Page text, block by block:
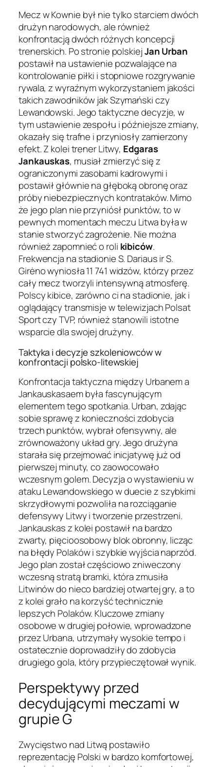
Mecz w Kownie był nie tylko starciem dwóch
drużyn narodowych, ale również
konfrontacją dwóch różnych koncepcji
trenerskich. Po stronie polskiejJan Urban
postawił na ustawienie pozwalające na
kontrolowanie piłki i stopniowe rozgrywanie
rywala, z wyraźnym wykorzystaniem jakości
takich zawodników jak Szymański czy
Lewandowski. Jego taktyczne decyzje, w
tym ustawienie zespołu i późniejsze zmiany,
okazały się trafne i przyniosły zamierzony
efekt. Z kolei trener Litwy, Edgaras
Jankauskas, musiał zmierzyć się z
ograniczonymi zasobami kadrowymi i
postawił głównie na głęboką obronę oraz
próby niebezpiecznych kontrataków. Mimo
że jego plan nie przyniósł punktów, to w
pewnych momentach meczu Litwa była w
stanie stworzyć zagrożenie. Nie można
również zapomnieć o roli kibiców.
Frekwencja na stadionie S. Dariaus ir S.
Girėno wyniosła 11 741 widzów, którzy przez
cały mecz tworzyli intensywną atmosferę.
Polscy kibice, zarówno ci na stadionie, jak i
oglądający transmisje w telewizjach Polsat
Sport czy TVP, również stanowili istotne
wsparcie dla swojej drużyny.
Taktyka i decyzje szkoleniowców w
konfrontacji polsko-litewskiej
Konfrontacja taktyczna między Urbanem a
Jankauskasaem była fascynującym
elementem tego spotkania. Urban, zdając
sobie sprawę z konieczności zdobycia
trzech punktów, wybrał ofensywny, ale
zrównoważony układ gry. Jego drużyna
starała się przejmować inicjatywę już od
pierwszej minuty, co zaowocowało
wczesnym golem. Decyzja o wystawieniu w
ataku Lewandowskiego w duecie z szybkimi
skrzydłowymi pozwoliła na rozciąganie
defensywy Litwy i tworzenie przestrzeni.
Jankauskas z kolei postawił na bardzo
zwarty, pięcioosobowy blok obronny, licząc
na błędy Polaków i szybkie wyjścia naprzód.
Jego plan został częściowo zniweczony
wczesną stratą bramki, która zmusiła
Litwinów do nieco bardziej otwartej gry, a to
z kolei grało na korzyść technicznie
lepszych Polaków. Kluczowe zmiany
osobowe w drugiej połowie, wprowadzone
przez Urbana, utrzymały wysokie tempo i
ostatecznie doprowadziły do zdobycia
drugiego gola, który przypieczętował wynik.
Perspektywy przed
decydującymi meczami w
grupie G
Zwycięstwo nad Litwą postawiło
reprezentację Polski w bardzo komfortowej,